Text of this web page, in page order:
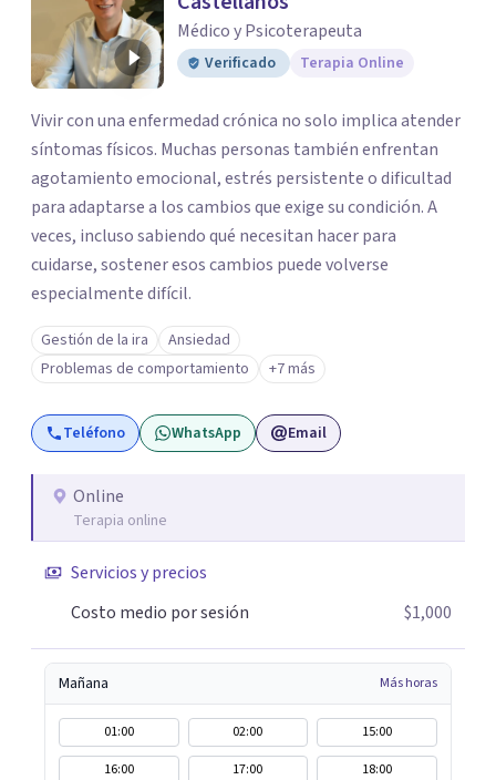
Médico y Psicoterapeuta
Verificado Terapia Online
Vivir con una enfermedad crónica no solo implica atender
síntomas físicos. Muchas personas también enfrentan
agotamiento emocional, estrés persistente o dificultad
para adaptarse a los cambios que exige su condición. A
veces, incluso sabiendo qué necesitan hacer para
cuidarse, sostener esos cambios puede volverse
especialmente difícil.
Gestión de la ira
Ansiedad
Problemas de comportamiento
+7 más
Teléfono WhatsApp Email
Online
Terapia online
Servicios y precios
Costo medio por sesión
$1,000
Mañana Más horas
01:00 02:00
15:00
16:00
17:00 18:00